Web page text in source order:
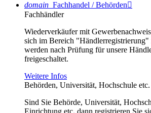
domain Fachhandel / Behörden
Fachhändler
Wiederverkäufer mit
sich im Bereich "Händlerregistrierung"
werden nach Prüfung für unsere
freigeschaltet.
Weitere Infos
Behörden, Universität, Hochschule etc.
Sind Sie Behörde, Universität,
Einrichtung etc. dann registrieren Sie